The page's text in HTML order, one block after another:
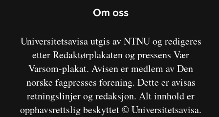
Om oss
Universitetsavisa utgis av NTNU og redigeres
etter Redaktørplakaten og pressens Vær
Varsom-plakat. Avisen er medlem av Den
norske fagpresses forening. Dette er avisas
retningslinjer og redaksjon. Alt innhold er
opphavsrettslig beskyttet © Universitetsavisa.